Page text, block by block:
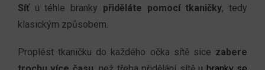
Síťu téhle branky přiděláte pomocí tkaničky, tedy
klasickým způsobem.
Proplést tkaničku do každého očka sítě sice zabere